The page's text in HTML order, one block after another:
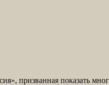
призванная показать